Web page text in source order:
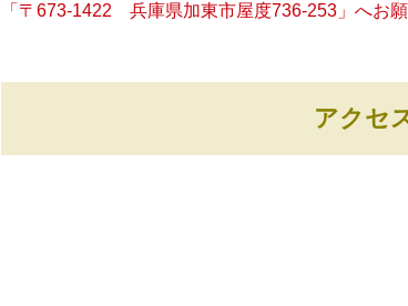
「〒673-1422 兵庫県加東市屋度736-253」へお願
アクセ